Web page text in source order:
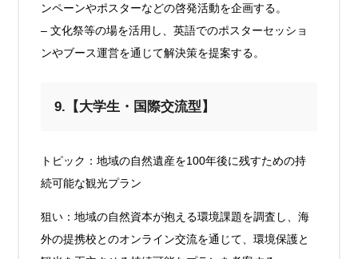
ンペーンやポスターなどの啓発活動を企画する。
– 文化祭等の場を活用し、英語でのポスターセッショ
ンやブース運営を通じて解決策を提案する。
9.【大学生・国際交流型】
トピック：地域の自然遺産を100年後に残すための持
続可能な観光プラン
狙い：地域の自然資本が抱える環境課題を調査し、海
外の提携校とのオンライン交流を通じて、環境保護と